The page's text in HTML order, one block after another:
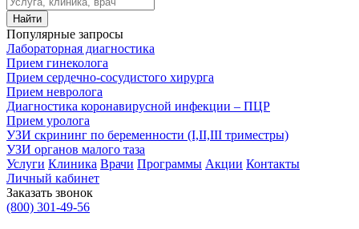
Найти
Популярные запросы
Лабораторная диагностика
Прием гинеколога
Прием сердечно-сосудистого хирурга
Прием невролога
Диагностика коронавирусной инфекции – ПЦР
Прием уролога
УЗИ скрининг по беременности (I,II,III триместры)
УЗИ органов малого таза
Услуги Клиника Врачи Программы Акции Контакты
Личный кабинет
Заказать звонок
(800) 301-49-56